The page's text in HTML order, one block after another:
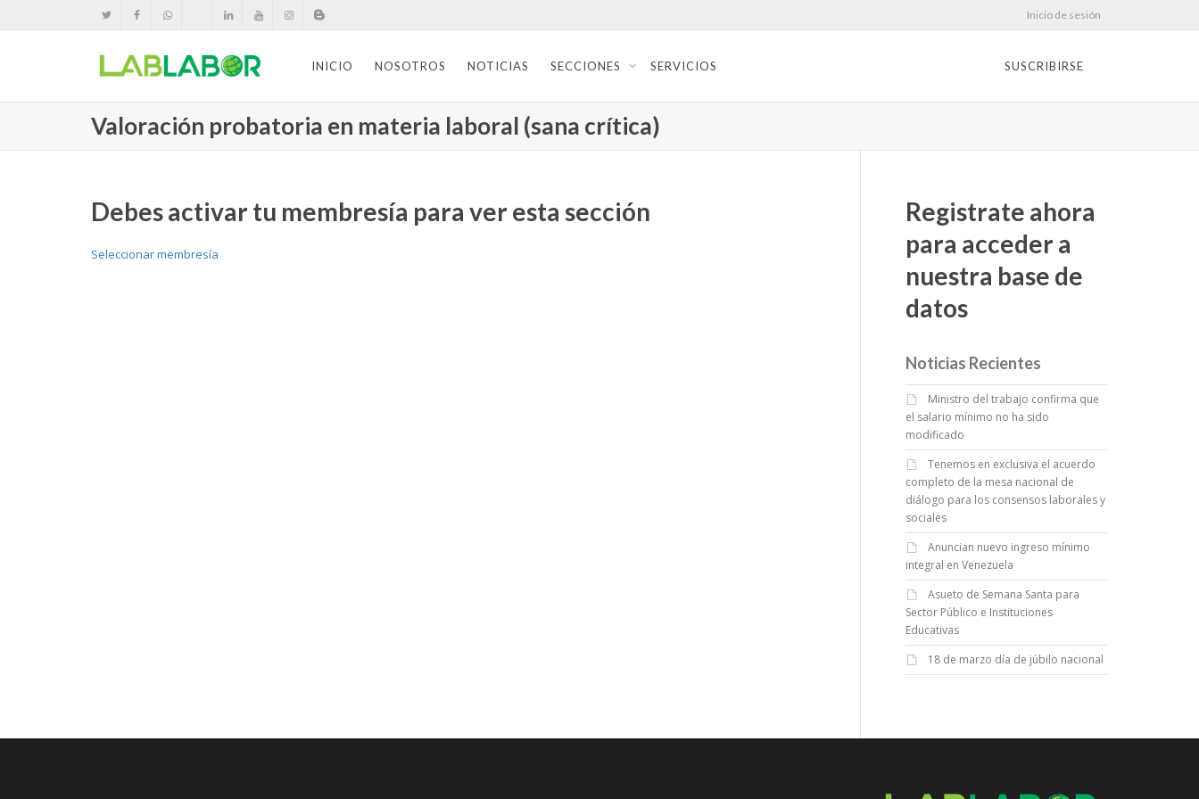
Inicio de sesión
INICIO NOSOTROS NOTICIAS SECCIONES SERVICIOS SUSCRIBIRSE
Valoración probatoria en materia laboral (sana crítica)
Debes activar tu membresía para ver esta sección
Seleccionar membresía
Registrate ahora
para acceder a
nuestra base de
datos
Noticias Recientes
Ministro del trabajo confirma que
el salario mínimo no ha sido
modificado
Tenemos en exclusiva el acuerdo
completo de la mesa nacional de
diálogo para los consensos laborales y
sociales
Anuncian nuevo ingreso mínimo
integral en Venezuela
Asueto de Semana Santa para
Sector Público e Instituciones
Educativas
18 de marzo día de júbilo nacional